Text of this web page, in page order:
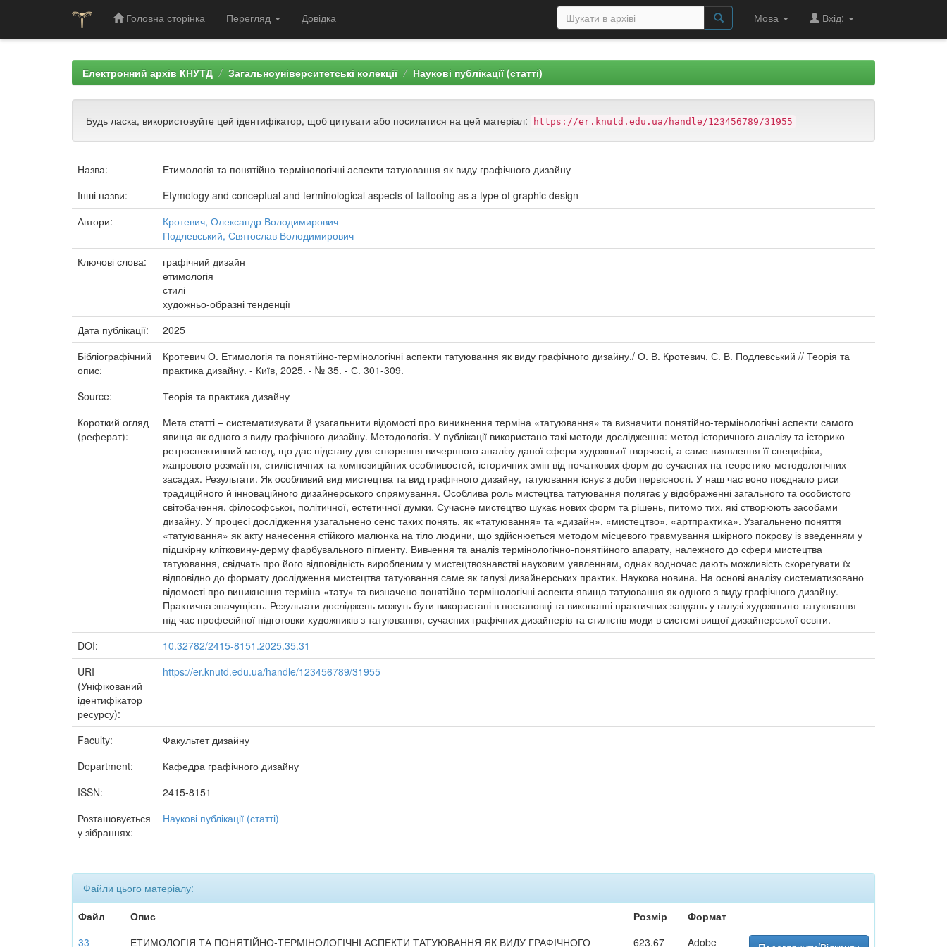
Головна сторінка Перегляд Довідка Мова Вхід:
Електронний архів КНУТД Загальноуніверситетські колекції Наукові публікації (статті)
Будь ласка, використовуйте цей ідентифікатор, щоб цитувати або посилатися на цей матеріал: https://er.knutd.edu.ua/handle/123456789/31955
Назва:
Етимологія та понятійно-термінологічні аспекти татуювання як виду графічного дизайну
Інші назви:
Etymology and conceptual and terminological aspects of tattooing as a type of graphic design
Автори:
Кротевич, Олександр Володимирович
Подлевський, Святослав Володимирович
Ключові слова:
графічний дизайн
етимологія
стилі
художньо-образні тенденції
Дата публікації:
2025
Бібліографічний
опис:
Кротевич О. Етимологія та понятійно-термінологічні аспекти татуювання як виду графічного дизайну./ О. В. Кротевич, С. В. Подлевський // Теорія та
практика дизайну. - Київ, 2025. - № 35. - С. 301-309.
Source:
Теорія та практика дизайну
Короткий огляд
(реферат):
Мета статті – систематизувати й узагальнити відомості про виникнення терміна «татуювання» та визначити понятійно-термінологічні аспекти самого
явища як одного з виду графічного дизайну. Методологія. У публікації використано такі методи дослідження: метод історичного аналізу та історико-
ретроспективний метод, що дає підставу для створення вичерпного аналізу даної сфери художньої творчості, а саме виявлення її специфіки,
жанрового розмаїття, стилістичних та композиційних особливостей, історичних змін від початкових форм до сучасних на теоретико-методологічних
засадах. Результати. Як особливий вид мистецтва та вид графічного дизайну, татуювання існує з доби первісності. У наш час воно поєднало риси
традиційного й інноваційного дизайнерського спрямування. Особлива роль мистецтва татуювання полягає у відображенні загального та особистого
світобачення, філософської, політичної, естетичної думки. Сучасне мистецтво шукає нових форм та рішень, питомо тих, які створюють засобами
дизайну. У процесі дослідження узагальнено сенс таких понять, як «татуювання» та «дизайн», «мистецтво», «артпрактика». Узагальнено поняття
«татуювання» як акту нанесення стійкого малюнка на тіло людини, що здійснюється методом місцевого травмування шкірного покрову із введенням у
підшкірну клітковину-дерму фарбувального пігменту. Вивчення та аналіз термінологічно-понятійного апарату, належного до сфери мистецтва
татуювання, свідчать про його відповідність виробленим у мистецтвознавстві науковим уявленням, однак водночас дають можливість скорегувати їх
відповідно до формату дослідження мистецтва татуювання саме як галузі дизайнерських практик. Наукова новина. На основі аналізу систематизовано
відомості про виникнення терміна «тату» та визначено понятійно-термінологічні аспекти явища татуювання як одного з виду графічного дизайну.
Практична значущість. Результати досліджень можуть бути використані в постановці та виконанні практичних завдань у галузі художнього татуювання
під час професійної підготовки художників з татуювання, сучасних графічних дизайнерів та стилістів моди в системі вищої дизайнерської освіти.
DOI:
10.32782/2415-8151.2025.35.31
URI
(Уніфікований
ідентифікатор
ресурсу):
https://er.knutd.edu.ua/handle/123456789/31955
Faculty:
Факультет дизайну
Department:
Кафедра графічного дизайну
ISSN:
2415-8151
Розташовується
у зібраннях:
Наукові публікації (статті)
Файли цього матеріалу:
Файл
Опис Розмір
Формат
33
ЕТИМОЛОГІЯ ТА ПОНЯТІЙНО-ТЕРМІНОЛОГІЧНІ АСПЕКТИ ТАТУЮВАННЯ ЯК ВИДУ ГРАФІЧНОГО 623,67 Adobe